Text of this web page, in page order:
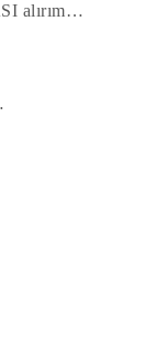
alırım…